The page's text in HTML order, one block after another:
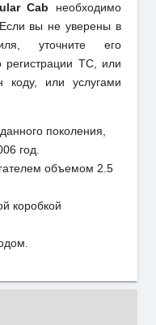
Cab необходимо
вы не уверены в
уточните его
регистрации ТС, или
коду, или услугами
поколения,
год.
объемом 2.5
коробкой